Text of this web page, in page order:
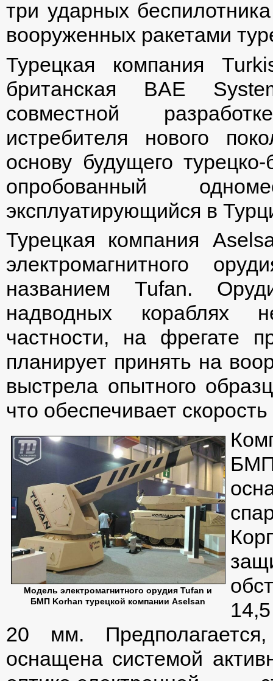
три ударных
вооруженных ракетами
Турецкая компания
британская BAE
совместной
истребителя нового
основу будущего
опробованный
эксплуатирующийся в
Турецкая компания
электромагнитного
названием Tufan.
надводных кораблях
частности, на фрегате
планирует принять на
выстрела опытного
что обеспечивает
Модель электромагнитного орудия Tufan и
БМП Korhan турецкой компании Aselsan
20 мм.
оснащена системой